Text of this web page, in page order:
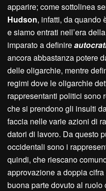
apparire; come sottolinea
Hudson, infatti, da quando
e siamo entrati nell’era della
imparato a definire
ancora abbastanza potere
delle oligarchie, mentre
regimi dove le oligarchie
rappresentanti politici sono
che si prendono gli insulti
faccia nelle varie azioni di
datori di lavoro. Da questo
occidentali sono i
quindi, che riescano
approvazione a doppia
buona parte dovuto al